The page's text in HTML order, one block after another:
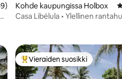
arvio 4,87/5, 369 arvostelua
Kohde kaupungissa Holbox
Casa Libélula • Ylellinen
Vieraiden suosikkien
Vieraiden suosikki